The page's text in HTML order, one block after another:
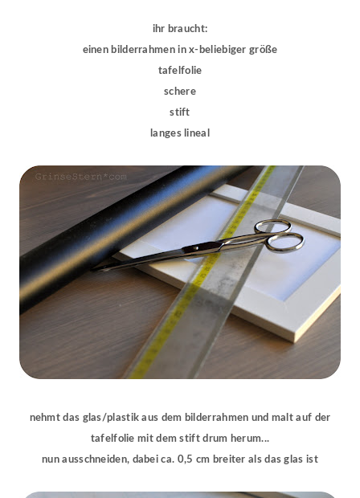
ihr braucht:
einen bilderrahmen in x-beliebiger größe
tafelfolie
schere
stift
langes lineal
nehmt das glas/plastik aus dem bilderrahmen und malt auf der
tafelfolie mit dem stift drum herum...
nun ausschneiden, dabei ca. 0,5 cm breiter als das glas ist